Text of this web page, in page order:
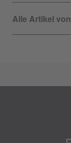
Alle Artikel von